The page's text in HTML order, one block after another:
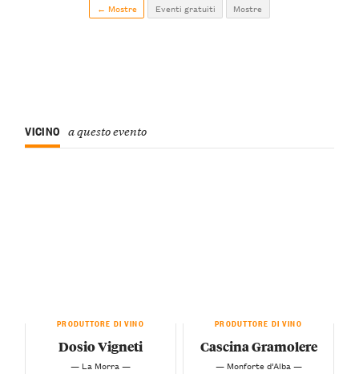
← Mostre Eventi gratuiti Mostre
VICINO a questo evento
PRODUTTORE DI VINO
Dosio Vigneti
— La Morra —
PRODUTTORE DI VINO
Cascina Gramolere
— Monforte d’Alba —